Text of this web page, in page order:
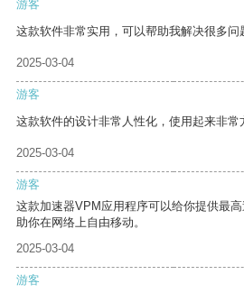
游客
这款软件非常实用，可以帮助我解决很多问
2025-03-04
游客
这款软件的设计非常人性化，使用起来非常
2025-03-04
游客
这款加速器VPM应用程序可以给你提供最
助你在网络上自由移动。
2025-03-04
游客